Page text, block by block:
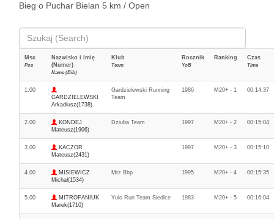
Bieg o Puchar Bielan 5 km / Open
Msc
Pos
Nazwisko i imię
(Numer)
Name (Bib)
Klub
Team
Rocznik
YoB
Ranking Czas
Time
1.00
GARDZIELEWSKI
Arkadiusz(1738)
Gardzielewski Running
Team
1986 M20+ - 1 00:14:37
2.00
KONDEJ
Mateusz(1906)
Dziuba Team 1997 M20+ - 2 00:15:04
3.00
KACZOR
Mateusz(2431)
1997 M20+ - 3 00:15:10
4.00
MISIEWICZ
Michał(1534)
Mtz Bhp 1995 M20+ - 4 00:15:35
5.00
MITROFANIUK
Marek(1710)
Yulo Run Team Siedlce 1983 M20+ - 5 00:16:04